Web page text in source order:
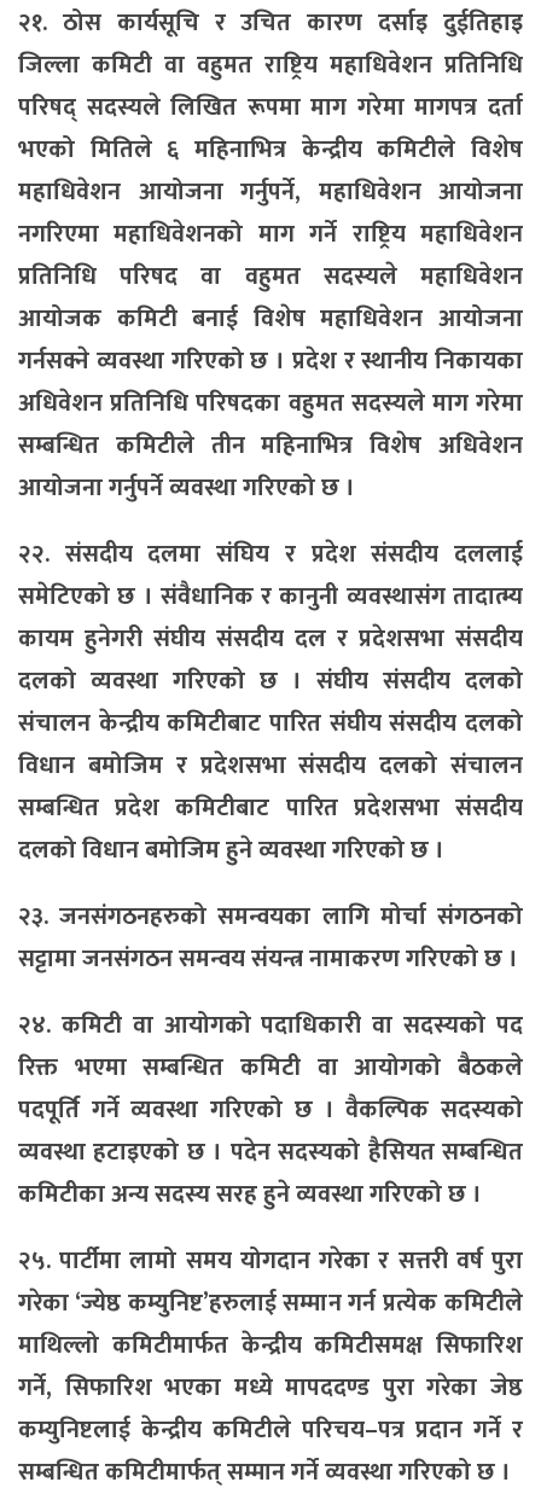
२१. ठोस कार्यसूचि र उचित कारण दर्साइ दुईतिहाइ
जिल्ला कमिटी वा वहुमत राष्ट्रिय महाधिवेशन प्रतिनिधि
परिषद् सदस्यले लिखित रूपमा माग गरेमा मागपत्र दर्ता
भएको मितिले ६ महिनाभित्र केन्द्रीय कमिटीले विशेष
महाधिवेशन आयोजना गर्नुपर्ने, महाधिवेशन आयोजना
नगरिएमा महाधिवेशनको माग गर्ने राष्ट्रिय महाधिवेशन
प्रतिनिधि परिषद वा वहुमत सदस्यले महाधिवेशन
आयोजक कमिटी बनाई विशेष महाधिवेशन आयोजना
गर्नसक्ने व्यवस्था गरिएको छ । प्रदेश र स्थानीय निकायका
अधिवेशन प्रतिनिधि परिषदका वहुमत सदस्यले माग गरेमा
सम्बन्धित कमिटीले तीन महिनाभित्र विशेष अधिवेशन
आयोजना गर्नुपर्ने व्यवस्था गरिएको छ ।
२२. संसदीय दलमा संघिय र प्रदेश संसदीय दललाई
समेटिएको छ । संवैधानिक र कानुनी व्यवस्थासंग तादात्म्य
कायम हुनेगरी संघीय संसदीय दल र प्रदेशसभा संसदीय
दलको व्यवस्था गरिएको छ । संघीय संसदीय दलको
संचालन केन्द्रीय कमिटीबाट पारित संघीय संसदीय दलको
विधान बमोजिम र प्रदेशसभा संसदीय दलको संचालन
सम्बन्धित प्रदेश कमिटीबाट पारित प्रदेशसभा संसदीय
दलको विधान बमोजिम हुने व्यवस्था गरिएको छ ।
२३. जनसंगठनहरुको समन्वयका लागि मोर्चा संगठनको
सट्टामा जनसंगठन समन्वय संयन्त्र नामाकरण गरिएको छ ।
२४. कमिटी वा आयोगको पदाधिकारी वा सदस्यको पद
रिक्त भएमा सम्बन्धित कमिटी वा आयोगको बैठकले
पदपूर्ति गर्ने व्यवस्था गरिएको छ । वैकल्पिक सदस्यको
व्यवस्था हटाइएको छ । पदेन सदस्यको हैसियत सम्बन्धित
कमिटीका अन्य सदस्य सरह हुने व्यवस्था गरिएको छ ।
२५. पार्टीमा लामो समय योगदान गरेका र सत्तरी वर्ष पुरा
गरेका ‘ज्येष्ठ कम्युनिष्ट’हरुलाई सम्मान गर्न प्रत्येक कमिटीले
माथिल्लो कमिटीमार्फत केन्द्रीय कमिटीसमक्ष सिफारिश
गर्ने, सिफारिश भएका मध्ये मापददण्ड पुरा गरेका जेष्ठ
कम्युनिष्टलाई केन्द्रीय कमिटीले परिचय–पत्र प्रदान गर्ने र
सम्बन्धित कमिटीमार्फत् सम्मान गर्ने व्यवस्था गरिएको छ ।